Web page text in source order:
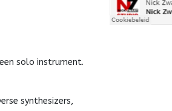
solo instrument.
synthesizers,